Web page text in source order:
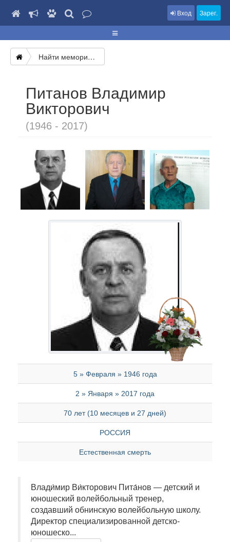
Вход Зарег.
Найти мемориал
Питанов Владимир
Викторович
(1946 - 2017)
5 » Февраля » 1946 года
2 » Января » 2017 года
70 лет (10 месяцев и 27 дней)
РОССИЯ
Естественная смерть
Влади́мир Ви́кторович Пита́нов — детский и
юношеский волейбольный тренер,
создавший обнинскую волейбольную школу.
Директор специализированной детско-
юношеско...